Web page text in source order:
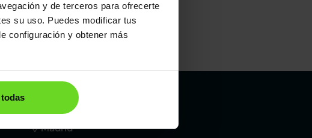
y de terceros para ofrecerte
su uso. Puedes modificar tus
configuración y obtener más
Madrid